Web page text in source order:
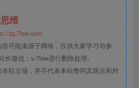
维
zy.7lsw.com
可能来源于网络，仅供大家学习与参
微信：v-7lsw进行删除处理。
站立场，并不代表本站赞同其观点和对